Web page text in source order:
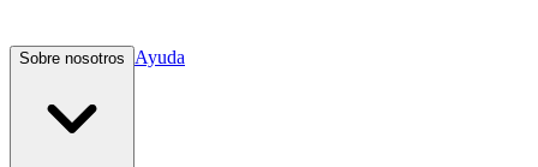
Sobre nosotros Ayuda